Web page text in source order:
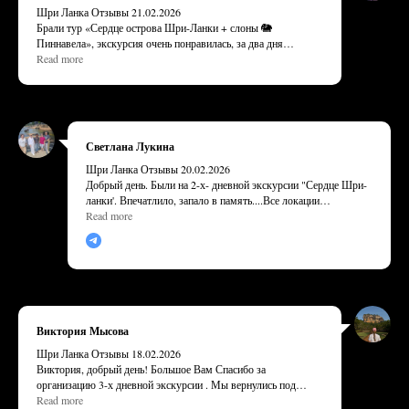
рекомендуем!
Шри Ланка Отзывы 21.02.2026
Брали тур «Сердце острова Шри-Ланки + слоны 🐘
Пиннавела», экскурсия очень понравилась, за два дня
посетили много локаций и получили много незабываемых
если написали с ошибкой), очень добрый, профессиональный,
за незабываемые 2 дня.
Read more
Светлана Лукина
Шри Ланка Отзывы 20.02.2026
Добрый день. Были на 2-х- дневной экскурсии "Сердце Шри-
ланки'. Впечатлило, запало в память....Все локации
интересные, яркие! Гид Чаймир доступно, красочно, местами
шутливо, очень информативно повествует историю и
традиции острова. Ему отдельное и огромное спасибо!
человек, в реальности нас было в 2 раза больше....Но
несмотря на это будем рекомендовать это тур-агенство!
Read more
Виктория Мысова
Шри Ланка Отзывы 18.02.2026
Виктория, добрый день! Большое Вам Спасибо за
организацию 3-х дневной экскурсии . Мы вернулись под
впечатлением от увиденного . Гид Сампат и водитель очень
Read more